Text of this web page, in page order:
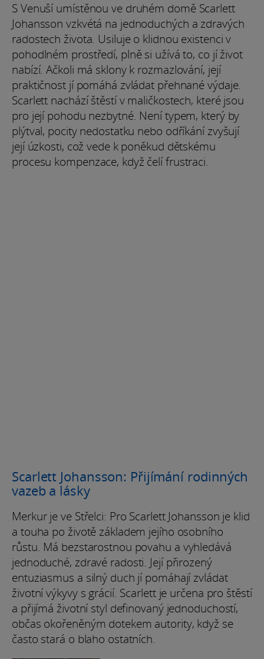
S Venuší umístěnou ve druhém domě Scarlett
Johansson vzkvétá na jednoduchých a zdravých
radostech života. Usiluje o klidnou existenci v
pohodlném prostředí, plně si užívá to, co jí život
nabízí. Ačkoli má sklony k rozmazlování, její
praktičnost jí pomáhá zvládat přehnané výdaje.
Scarlett nachází štěstí v maličkostech, které jsou
pro její pohodu nezbytné. Není typem, který by
plýtval, pocity nedostatku nebo odříkání zvyšují
její úzkosti, což vede k poněkud dětskému
procesu kompenzace, když čelí frustraci.
Scarlett Johansson: Přijímání rodinných
vazeb a lásky
Merkur je ve Střelci: Pro Scarlett Johansson je klid
a touha po životě základem jejího osobního
růstu. Má bezstarostnou povahu a vyhledává
jednoduché, zdravé radosti. Její přirozený
entuziasmus a silný duch jí pomáhají zvládat
životní výkyvy s grácií. Scarlett je určena pro štěstí
a přijímá životní styl definovaný jednoduchostí,
občas okořeněným dotekem autority, když se
často stará o blaho ostatních.